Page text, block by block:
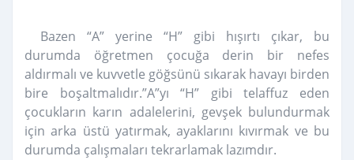
Bazen “A” yerine “H” gibi hışırtı çıkar, bu
durumda öğretmen çocuğa derin bir nefes
aldırmalı ve kuvvetle göğsünü sıkarak havayı birden
bire boşaltmalıdır.”A”yı “H” gibi telaffuz eden
çocukların karın adalelerini, gevşek bulundurmak
için arka üstü yatırmak, ayaklarını kıvırmak ve bu
durumda çalışmaları tekrarlamak lazımdır.